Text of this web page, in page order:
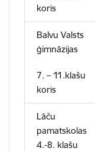
koris
Balvu Valsts
ģimnāzijas
7. – 11.klašu
koris
Lāču
pamatskolas
4.-8. klašu